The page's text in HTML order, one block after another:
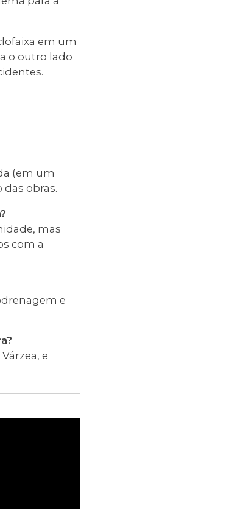
em um
o outro lado
(em um
das obras.
mas
com a
e
e